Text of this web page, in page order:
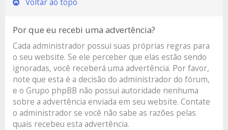
Voltar ao topo
Por que eu recebi uma advertência?
Cada administrador possui suas próprias regras para
o seu website. Se ele perceber que elas estão sendo
ignoradas, você receberá uma advertência. Por favor,
note que esta é a decisão do administrador do fórum,
e o Grupo phpBB não possui autoridade nenhuma
sobre a advertência enviada em seu website. Contate
o administrador se você não sabe as razões pelas
quais recebeu esta advertência.